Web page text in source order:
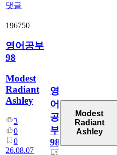
댓글
196750
영어공부
98
Modest
Radiant
Ashley
3
0
0
26.08.07
영
어
공
부
98
Modest
Radiant
Ashley